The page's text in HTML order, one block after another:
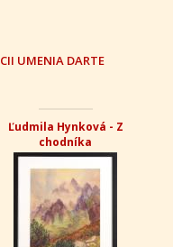
UMENIA DARTE
Ľudmila Hynková - Z
chodníka